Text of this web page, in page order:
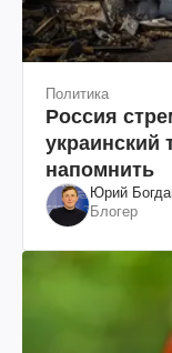
Политика
Россия
украинский
напомнить
Юрий
Блогер